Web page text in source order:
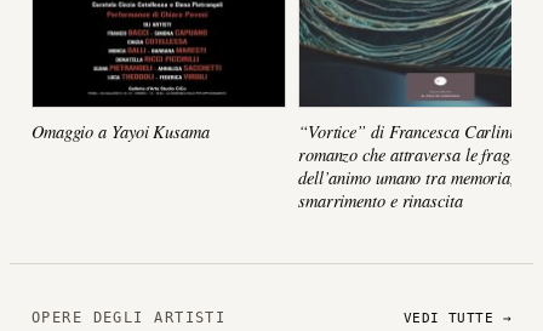
Omaggio a Yayoi Kusama
“Vortice” di Francesca Carlini, un
romanzo che attraversa le fragilità
dell’animo umano tra memoria,
smarrimento e rinascita
OPERE DEGLI ARTISTI VEDI TUTTE →